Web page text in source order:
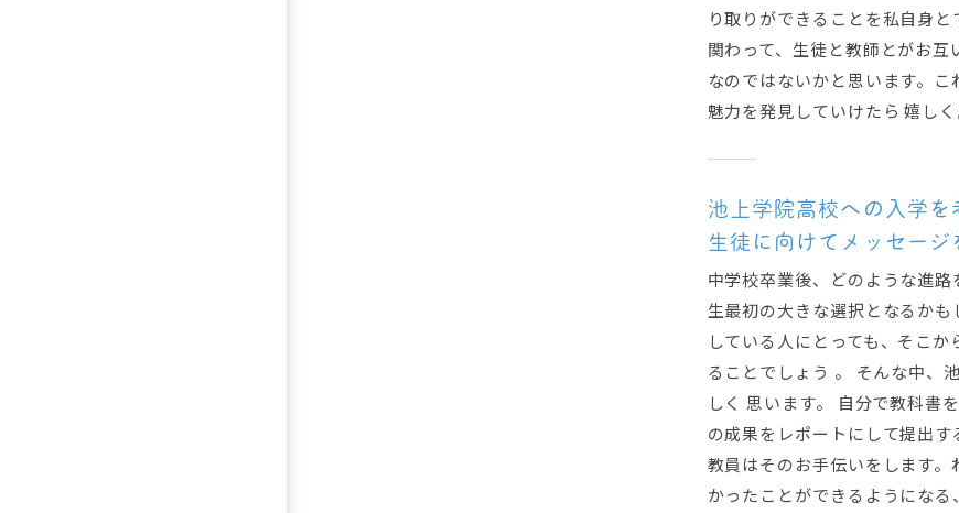
り取りができることを私自身
関わって、生徒と教師とがお
なのではないかと思います。
魅力を発見していけたら 嬉しく
池上学院高校への入学を
生徒に向けてメッセージ
中学校卒業後、どのような進
生最初の大きな選択となるか
している人にとっても、そこ
ることでしょう 。 そんな中、
しく 思います。 自分で教科書
の成果をレポートにして提出
教員はそのお手伝いをします
かったことができるようにな